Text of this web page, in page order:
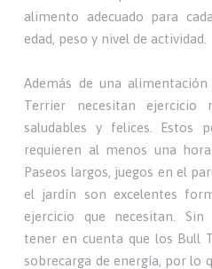
alimento adecuado para
edad, peso y nivel de actividad.
Además de una
Terrier necesitan ejercicio
saludables y felices. Estos
requieren al menos una
Paseos largos, juegos en el
el jardín son excelentes
ejercicio que necesitan.
tener en cuenta que los Bull
sobrecarga de energía, por lo